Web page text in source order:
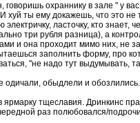
говоришь охраннику в зале " у
хуй ты ему докажешь, что это не
ласточку, кто знает,
три рубля разница), а
и она проходит мимо них, не
заполнить форму, про
"не надо тут выдумывать,
одичали, обыдлели и
ярмарку тщеславия. Дринкинс
раз полюбовался/